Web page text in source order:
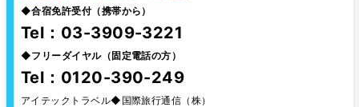
◆合宿免許受付（携帯から）
Tel：03-3909-3221
◆フリーダイヤル（固定電話の方）
Tel：0120-390-249
アイテックトラベル◆国際旅行通信（株）